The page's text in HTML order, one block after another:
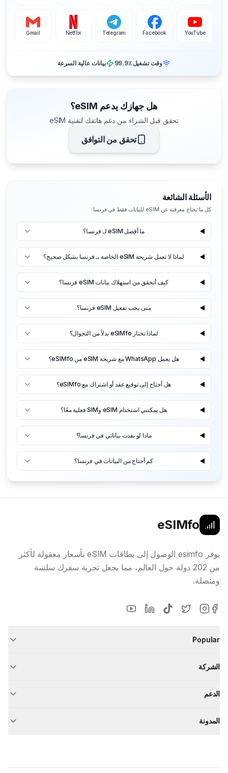
YouTube
Facebook
Telegram
Netflix
Gmail
وقت تشغيل ‎99.9٪ بيانات عالية السرعة
هل جهازك يدعم eSIM؟
تحقق قبل الشراء من دعم هاتفك لتقنية eSIM
تحقق من التوافق
الأسئلة الشائعة
كل ما تحتاج معرفته عن eSIM للبيانات فقط في فرنسا
ما أفضل eSIM لـ فرنسا؟
لماذا لا تعمل شريحة eSIM الخاصة بـ فرنسا بشكل صحيح؟
كيف أتحقق من استهلاك بيانات eSIM فرنسا؟
متى يجب تفعيل eSIM فرنسا؟
لماذا تختار eSIMfo بدلاً من التجوال؟
هل يعمل WhatsApp مع شريحة eSIM من eSIMfo؟
هل أحتاج إلى توقيع عقد أو اشتراك مع eSIMfo؟
هل يمكنني استخدام eSIM وSIM فعلية معًا؟
ماذا لو نفدت بياناتي في فرنسا؟
كم أحتاج من البيانات في فرنسا؟
eSIMfo
يوفر esimfo الوصول إلى بطاقات eSIM بأسعار معقولة لأكثر
من 202 دولة حول العالم، مما يجعل تجربة سفرك سلسة
ومتصلة.
Popular
الشركة
الدعم
المدونة